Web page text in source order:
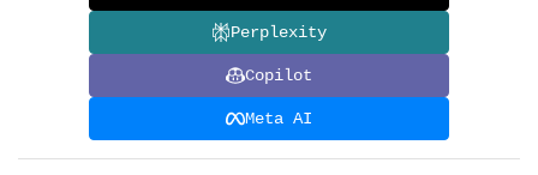
Perplexity
Copilot
Meta AI